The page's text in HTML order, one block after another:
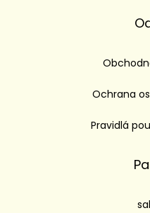
Ochrana
Pravidlá